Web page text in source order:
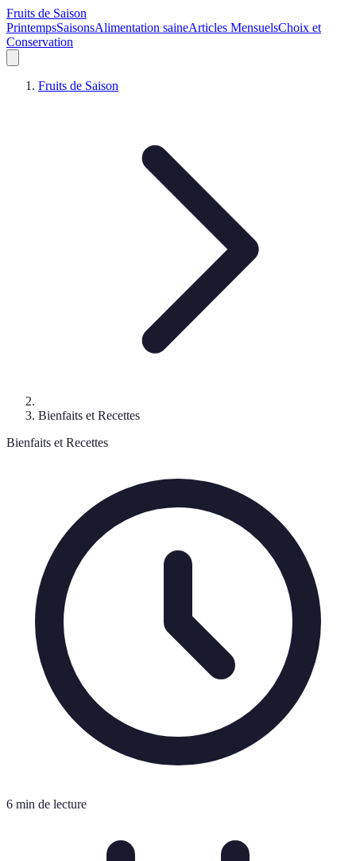
Fruits de Saison
PrintempsSaisonsAlimentation saineArticles MensuelsChoix et
Conservation
Fruits de Saison
Bienfaits et Recettes
Bienfaits et Recettes
6 min de lecture